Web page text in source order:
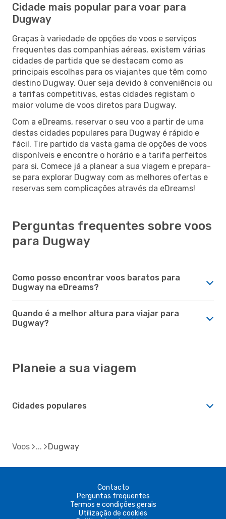
Cidade mais popular para voar para
Dugway
Graças à variedade de opções de voos e serviços
frequentes das companhias aéreas, existem várias
cidades de partida que se destacam como as
principais escolhas para os viajantes que têm como
destino Dugway. Quer seja devido à conveniência ou
a tarifas competitivas, estas cidades registam o
maior volume de voos diretos para Dugway.
Com a eDreams, reservar o seu voo a partir de uma
destas cidades populares para Dugway é rápido e
fácil. Tire partido da vasta gama de opções de voos
disponíveis e encontre o horário e a tarifa perfeitos
para si. Comece já a planear a sua viagem e prepara-
se para explorar Dugway com as melhores ofertas e
reservas sem complicações através da eDreams!
Perguntas frequentes sobre voos
para Dugway
Como posso encontrar voos baratos para
Dugway na eDreams?
Quando é a melhor altura para viajar para
Dugway?
Planeie a sua viagem
Cidades populares
Voos Dugway
Contacto
Perguntas frequentes
Termos e condições gerais
Utilização de cookies